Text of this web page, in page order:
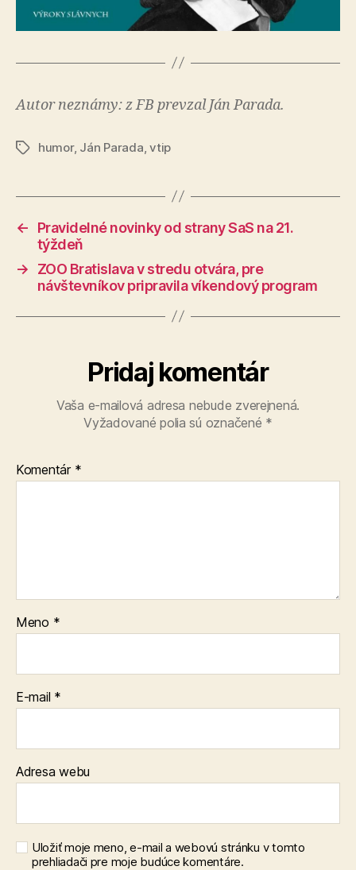
Autor neznámy: z FB prevzal Ján Parada.
Značkyhumor, Ján Parada ,vtip
←
Pravidelné novinky od strany SaS na 21.
týždeň
→
ZOO Bratislava v stredu otvára, pre
návštevníkov pripravila víkendový program
Pridaj komentár
Vaša e-mailová adresa nebude zverejnená.
Vyžadované polia sú označené *
Komentár *
Meno *
E-mail *
Adresa webu
Uložiť moje meno, e-mail a webovú stránku v tomto
prehliadači pre moje budúce komentáre.